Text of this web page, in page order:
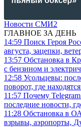
Новости СМИ2
ГЛАВНОЕ ЗА ДЕНЬ
14:59 Поиск Героя
августа, зацепки,
13:57 Обстановка в
с бензином и
12:58 Усольцевы:
поворот, где
11:57 Почему Telegram
последние новости,
11:28 Обстановка в
взрывы, аэропорты,